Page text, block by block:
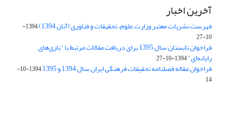
آخرین اخبار
فهرست نشریات معتبر وزارت علوم، تحقیقات و فناوری (آبان 1394)
1394-
10-27
فراخوان تابستان سال 1395 برای دریافت مقالات مرتبط با "بازی‌های
رایانه‌ای"1394-10-27
فراخوان مقاله فصلنامه تحقیقات فرهنگی ایران سال 1394 و 1395
1394-10-
14